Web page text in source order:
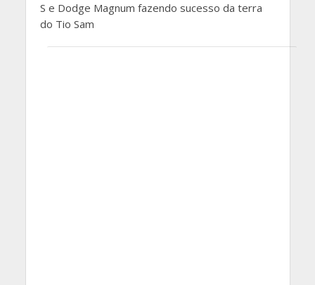
S e Dodge Magnum fazendo sucesso da terra
do Tio Sam